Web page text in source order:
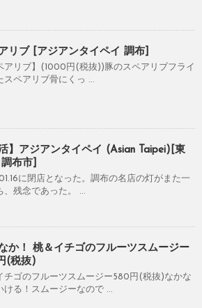
リブ [アジアンタイペイ 調布]
アリブ】(1000円(税抜))豚のスペアリブフライ
スペアリブ骨にくっ ...
活】アジアンタイペイ (Asian Taipei)[東
布市]
に閉店となった。調布の名店の灯がまた一
、残念であった。 ...
か！ 桃＆イチゴのフルーツスムージー
(税抜)
チゴのフルーツスムージー580円(税抜)なかな
ける！スムージーなので ...